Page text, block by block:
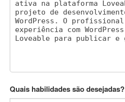
Quais habilidades são desejadas?